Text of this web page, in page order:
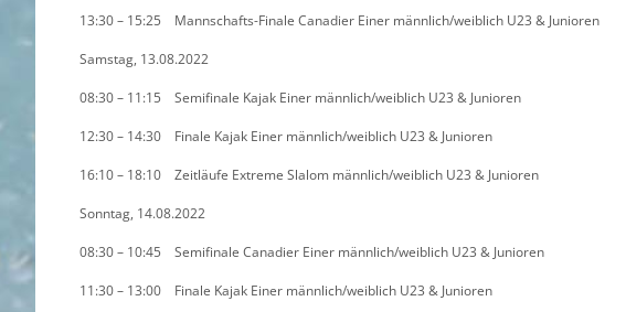
13:30 – 15:25 Mannschafts-Finale Canadier Einer männlich/weiblich U23 & Junioren
Samstag, 13.08.2022
08:30 – 11:15 Semifinale Kajak Einer männlich/weiblich U23 & Junioren
12:30 – 14:30 Finale Kajak Einer männlich/weiblich U23 & Junioren
16:10 – 18:10 Zeitläufe Extreme Slalom männlich/weiblich U23 & Junioren
Sonntag, 14.08.2022
08:30 – 10:45 Semifinale Canadier Einer männlich/weiblich U23 & Junioren
11:30 – 13:00 Finale Kajak Einer männlich/weiblich U23 & Junioren